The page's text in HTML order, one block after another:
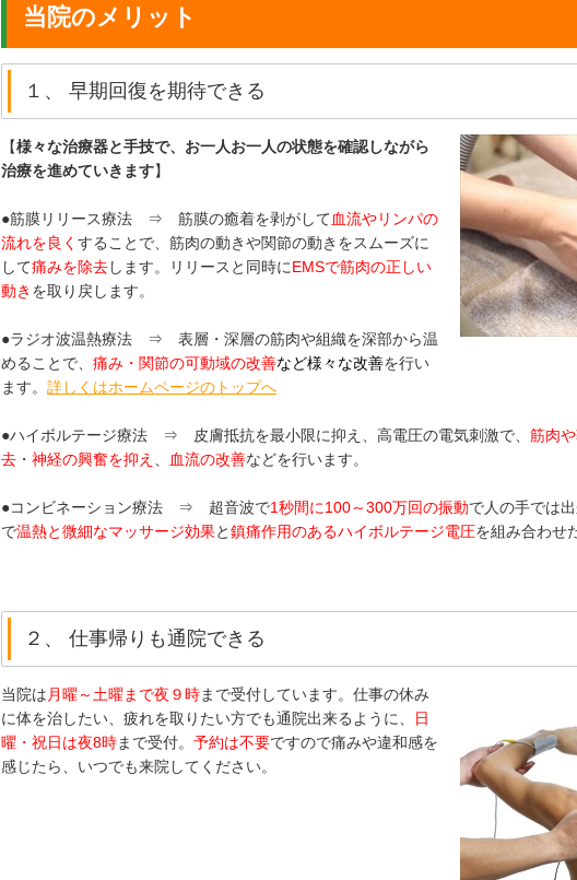
当院のメリット
１、 早期回復を期待できる
【様々な治療器と手技で、お一人お一人の状態を確認しながら
治療を進めていきます】
●筋膜リリース療法 ⇒ 筋膜の癒着を剥がして血流やリンパの
流れを良く することで、筋肉の動きや関節の動きをスムーズに
して痛みを除去します。リリースと同時にEMSで筋肉の正しい
動き を取り戻します。
●ラジオ波温熱療法 ⇒ 表層・深層の筋肉や組織を深部から温
めることで、 痛み・関節の可動域の改善など様々な改善を行い
ます。 詳しくはホームページのトップへ
●ハイボルテージ療法 ⇒ 皮膚抵抗を最小限に抑え、高電圧の電気刺激で、 筋肉
去 ・ 神経の興奮を抑え 血流の改善などを行います。
●コンビネーション療法 ⇒ 超音波で1秒間に100～300万回の振動で人の手では
で温熱と微細なマッサージ効果と鎮痛作用のあるハイボルテージ電圧を組み合わせ
２、 仕事帰りも通院できる
当院は 月曜～土曜まで夜９時まで受付しています。仕事の休み
に体を治したい、疲れを取りたい方でも通院出来るように、
日
曜・祝日は夜8時まで受付。 予約は不要ですので痛みや違和感を
感じたら、いつでも来院してください。